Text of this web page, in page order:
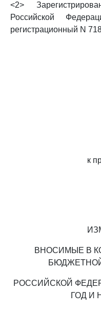
<2>
Российской
регистрационный N
к
ВНОСИМЫЕ В
РОССИЙСКОЙ
ГОД И